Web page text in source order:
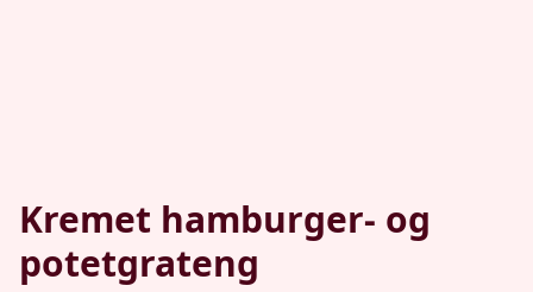
Kremet hamburger- og
potetgrateng